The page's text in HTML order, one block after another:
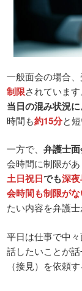
一般面会の場合
制限されています
当日の混み状況
時間も約15分と
一方で、弁護士
会時間に制限があ
土日祝日でも深
会時間も制限が
たい内容を弁護
平日は仕事で中
話したいことが
（接見）を依頼